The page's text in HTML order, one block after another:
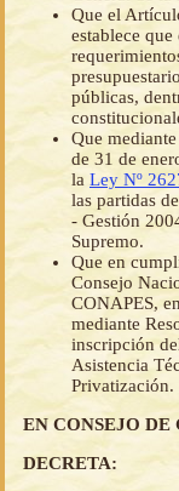
Que el
establece
públicas,
Que
de 31 de
la Ley Nº
las partidas
- Gestión
Supremo.
Que en
Consejo
CONAPES,
mediante
inscripción
Asistencia
Privatización.
EN CONSEJO DE
DECRETA: